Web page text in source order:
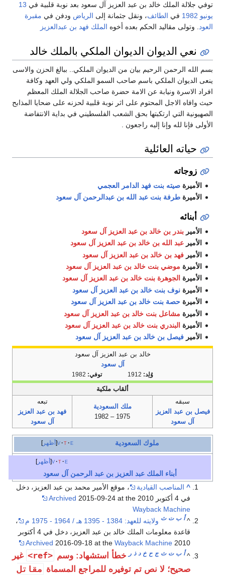
توفي جلالة الملك خالد بن عبد العزيز آل سعود بعد نوبة قلبية في 13
يونيو 1982 في الطائف، ونقل جثمانة إلى الرياض ودفن في مقبرة
العود. وتولى مقاليد الحكم بعده أخوه الملك فهد بن عبدالعزيز
نعي الديوان الديوان الملكي بالملك خالد
بسم الله الرحمن الرحيم بيان من الديوان الملكي.. ببالغ الحزن والاسى
ينعى الديوان الملكي باسم صاحب السمو الملكي ولي العهد وكافة
افراد الاسرة ونيابة عن الامة حضرة صاحب الجلالة الملك المعظم
حيث وافاه الاجل المحتوم على اثر نوبة قلبية لحزنه على ضحايا المذابح
الصهيونية التي ارتكبتها بحق الشعب الفلسطيني في بداية الانتفاضة
الأولى فإنا لله وإنا إليه راجعون .
حياته العائلية
زوجاته
الأميرةصيته بنت فهد الدامر العجمي
الأميرةطرفة بنت عبد الله بن عبدالرحمن آل سعود
أبنائه
الأميربندر بن خالد بن عبد العزيز آل سعود
الأميرعبد الله بن خالد بن عبد العزيز آل سعود
الأميرفهد بن خالد بن عبد العزيز آل سعود
الأميرة موضي بنت خالد بن عبد العزيز آل سعود
الأميرة الجوهرة بنت خالد بن عبد العزيز آل سعود
الأميرةنوف بنت خالد بن عبد العزيز آل سعود
الأميرةحصة بنت خالد بن عبد العزيز آل سعود
الأميرة مشاعل بنت خالد بن عبد العزيز آل سعود
الأميرة البندري بنت خالد بن عبد العزيز آل سعود
الأميرفيصل بن خالد بن عبد العزيز آل سعود
خالد بن عبد العزيز آل سعود
آل سعود
وُلِد: توفي:
ألقاب ملكية
سبقه
فيصل بن عبد العزيز
آل سعود
ملك السعودية
1975 – 1982
تبعه
فهد بن عبد العزيز
آل سعود
أظهر v t e ملوك السعودية
أظهر v t e
أبناء الملك عبد العزيز بن عبد الرحمن آل سعود
^ المناصب القيادية
، موقع الأمير محمد بن عبد العزيز، دخل
في 4 أكتوبر 2010
Archived 2015-09-24 at the
Wayback Machine
^أ ب ت ث ولايته للعهد: 1384 - 1395 هـ / 1964 - 1975 م
،
قاعدة معلومات الملك خالد بن عبد العزيز، دخل في 4 أكتوبر
2010
Archived 2016-09-18 at theWayback Machine
^أ ب ت ث ج ح خ د ذ ر خطأ استشهاد: وسم <ref>
غير
صحيح؛ لا نص تم توفيره للمراجع المسماة مقاتل